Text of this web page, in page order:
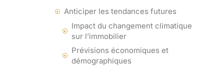
Anticiper les tendances futures
Impact du changement climatique
sur l’immobilier
Prévisions économiques et
démographiques